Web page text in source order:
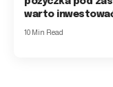
warto
10 Min Read